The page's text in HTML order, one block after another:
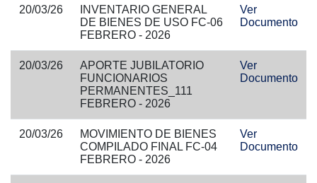
20/03/26
INVENTARIO GENERAL
DE BIENES DE USO FC-06
FEBRERO - 2026
Ver
Documento
20/03/26
APORTE JUBILATORIO
FUNCIONARIOS
PERMANENTES_111
FEBRERO - 2026
Ver
Documento
20/03/26
MOVIMIENTO DE BIENES
COMPILADO FINAL FC-04
FEBRERO - 2026
Ver
Documento